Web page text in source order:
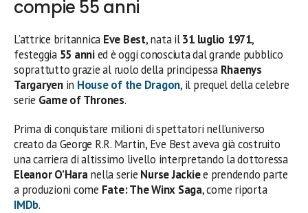
compie 55 anni
L’attrice britannica Eve Best, nata il31 luglio 1971,
festeggia 55 annied è oggi conosciuta dal grande pubblico
soprattutto grazie al ruolo della principessa Rhaenys
Targaryenin House of the Dragon, il prequel della celebre
serie Game of Thrones.
Prima di conquistare milioni di spettatori nell’universo
creato da George R.R. Martin, Eve Best aveva già costruito
una carriera di altissimo livello interpretando la dottoressa
Eleanor O’Haranella serie Nurse Jackiee prendendo parte
a produzioni come Fate: The Winx Saga, come riporta
IMDb.